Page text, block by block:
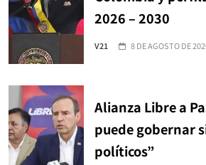
2026 – 2030
V21 8 DE AGOSTO DE
Alianza Libre a
puede gobernar
políticos”